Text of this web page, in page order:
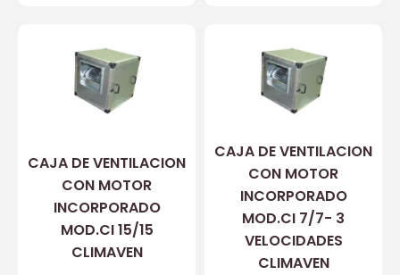
CAJA DE VENTILACION
CON MOTOR
INCORPORADO
MOD.CI 15/15
CLIMAVEN
CAJA DE VENTILACION
CON MOTOR
INCORPORADO
MOD.CI 7/7- 3
VELOCIDADES
CLIMAVEN